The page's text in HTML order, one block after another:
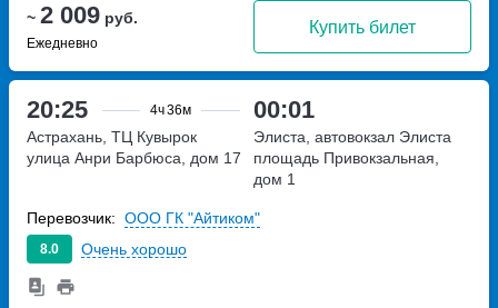
~ 2 009 руб.
Ежедневно
Купить билет
20:25 4ч36м 00:01
Астрахань, ТЦ Кувырок
улица Анри Барбюса, дом 17
Элиста, автовокзал Элиста
площадь Привокзальная,
дом 1
8.0 Очень хорошо
Перевозчик: ООО ГК "Айтиком"